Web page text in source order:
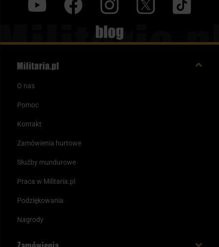
Blog
O nas
Pomoc
Kontakt
Zamówienia hurtowe
Służby mundurowe
Praca w Militaria.pl
Podziękowania
Nagrody